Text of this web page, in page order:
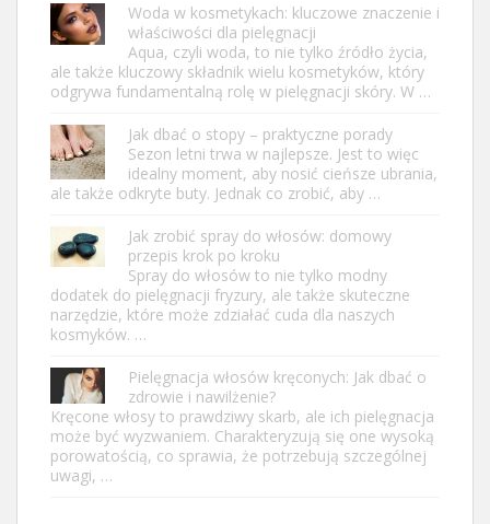
Woda w kosmetykach: kluczowe znaczenie i
właściwości dla pielęgnacji
Aqua, czyli woda, to nie tylko źródło życia,
ale także kluczowy składnik wielu kosmetyków, który
odgrywa fundamentalną rolę w pielęgnacji skóry. W …
Jak dbać o stopy – praktyczne porady
Sezon letni trwa w najlepsze. Jest to więc
idealny moment, aby nosić cieńsze ubrania,
ale także odkryte buty. Jednak co zrobić, aby …
Jak zrobić spray do włosów: domowy
przepis krok po kroku
Spray do włosów to nie tylko modny
dodatek do pielęgnacji fryzury, ale także skuteczne
narzędzie, które może zdziałać cuda dla naszych
kosmyków. …
Pielęgnacja włosów kręconych: Jak dbać o
zdrowie i nawilżenie?
Kręcone włosy to prawdziwy skarb, ale ich pielęgnacja
może być wyzwaniem. Charakteryzują się one wysoką
porowatością, co sprawia, że potrzebują szczególnej
uwagi, …